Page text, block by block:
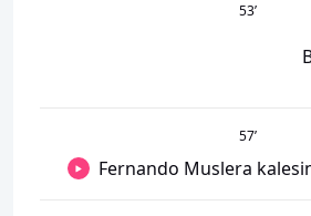
53’
57’
Fernando Muslera